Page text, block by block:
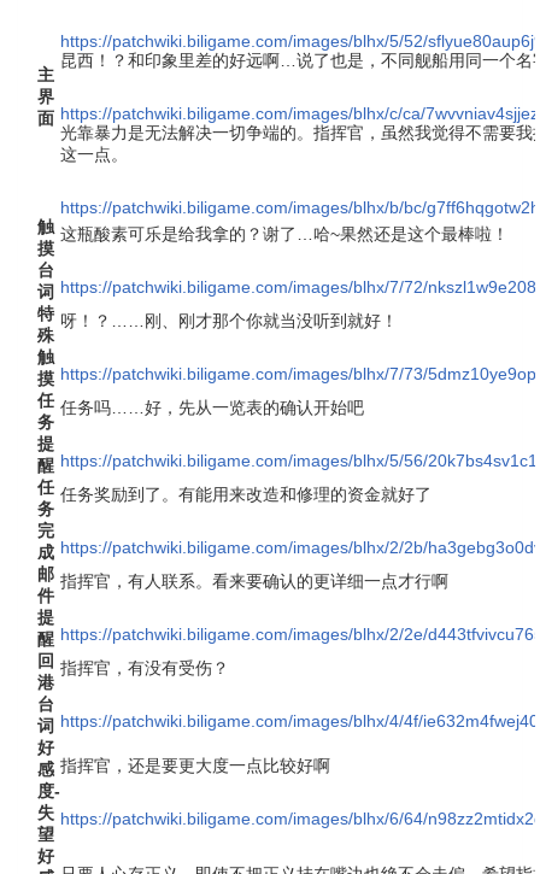
主
界
面
https://patchwiki.biligame.com/images/blhx/5/52/
昆西！？和印象里差的好远啊…说了也是，不同舰船用同一个名
https://patchwiki.biligame.com/images/blhx/c/ca/
光靠暴力是无法解决一切争端的。指挥官，虽然我觉得不需要
这一点。
https://patchwiki.biligame.com/images/blhx/b/bc/
触
摸
台
词
这瓶酸素可乐是给我拿的？谢了…哈~果然还是这个最棒啦！
https://patchwiki.biligame.com/images/blhx/7/72/
特
殊
触
摸
呀！？……刚、刚才那个你就当没听到就好！
https://patchwiki.biligame.com/images/blhx/7/73/
任
务
提
醒
任务吗……好，先从一览表的确认开始吧
https://patchwiki.biligame.com/images/blhx/5/56/
任
务
完
成
任务奖励到了。有能用来改造和修理的资金就好了
https://patchwiki.biligame.com/images/blhx/2/2b/
邮
件
提
醒
指挥官，有人联系。看来要确认的更详细一点才行啊
https://patchwiki.biligame.com/images/blhx/2/2e/
回
港
台
词
指挥官，有没有受伤？
https://patchwiki.biligame.com/images/blhx/4/4f/
好
感
度-
失
望
指挥官，还是要更大度一点比较好啊
https://patchwiki.biligame.com/images/blhx/6/64/
好